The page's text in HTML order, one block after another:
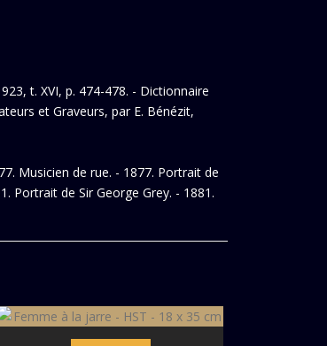
t. XVI, p. 474-478. - Dictionnaire
et Graveurs, par E. Bénézit,
Musicien de rue. - 1877. Portrait de
Portrait de Sir George Grey. - 1881.